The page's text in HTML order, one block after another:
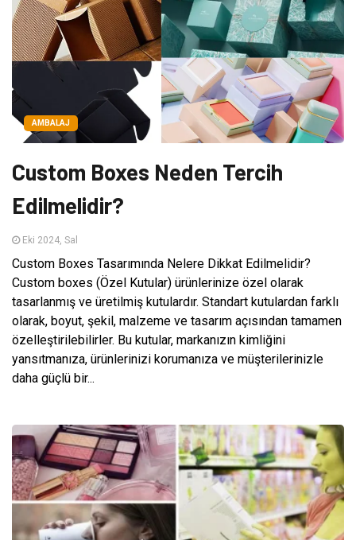
AMBALAJ
Custom Boxes Neden Tercih
Edilmelidir?
Eki 2024, Sal
Custom Boxes Tasarımında Nelere Dikkat Edilmelidir?
Custom boxes (Özel Kutular) ürünlerinize özel olarak
tasarlanmış ve üretilmiş kutulardır. Standart kutulardan farklı
olarak, boyut, şekil, malzeme ve tasarım açısından tamamen
özelleştirilebilirler. Bu kutular, markanızın kimliğini
yansıtmanıza, ürünlerinizi korumanıza ve müşterilerinizle
daha güçlü bir...